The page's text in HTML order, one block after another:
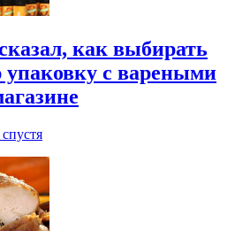
как выбирать
с вареными